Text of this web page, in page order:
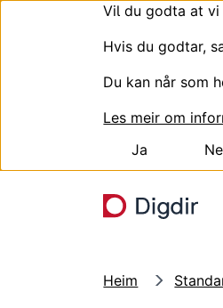
Vil du godta at vi
Hvis du godtar,
Du kan når som
Les meir om
Ja
Heim